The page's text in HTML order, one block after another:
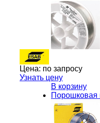
Цена: по запросу
Узнать цену
В корзину
Порошковая